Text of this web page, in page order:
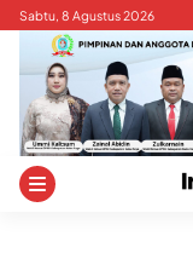
Skip
content
Sabtu, 8 Agustus 2026